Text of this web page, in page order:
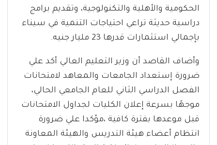
الحكومية والأهلية والتكنولوجية، وتقديم برامج
دراسية حديثة تراعي احتياجات التنمية في سيناء
بإجمالي استثمارات قدرها 23 مليار جنيه.
وأضاف القاصد أن وزير التعليم العالي أكد علي
ضرورة إستعداد الجامعات والمعاهد لامتحانات
الفصل الدراسي الثاني للعام الجامعي الحالي،
موجهًا بسرعة إعلان الكليات لجداول الامتحانات
قبل موعدها بفترة كافية ،مؤكدا علي ضرورة
انتظام أعضاء هيئة التدريس والهيئة المعاونة